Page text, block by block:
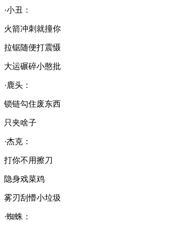
·小丑：
火箭冲刺就撞你
拉锯随便打震慑
大运碾碎小憨批
·鹿头：
锁链勾住废东西
只夹啥子
·杰克：
打你不用擦刀
隐身戏菜鸡
雾刃刮懵小垃圾
·蜘蛛：